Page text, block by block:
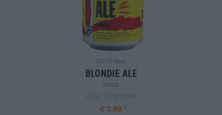
UK/US Ales
Blondie Ale
MUSA
(0)
€ 3,69